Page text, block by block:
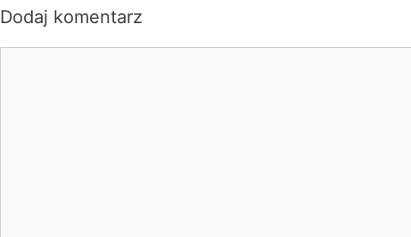
Dodaj komentarz